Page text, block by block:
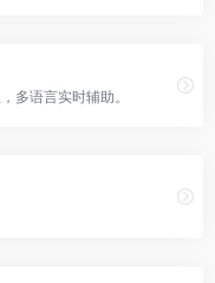
多语言实时辅助。